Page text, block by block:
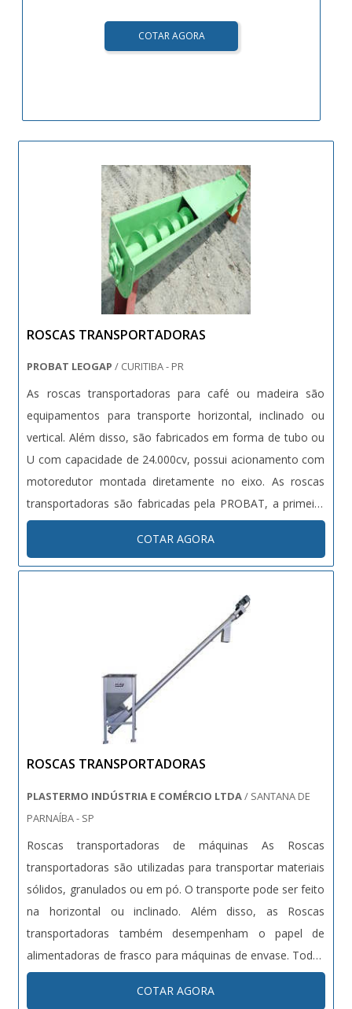
COTAR AGORA
ROSCAS TRANSPORTADORAS
PROBAT LEOGAP/ CURITIBA - PR
As roscas transportadoras para café ou madeira são
equipamentos para transporte horizontal, inclinado ou
vertical. Além disso, são fabricados em forma de tubo ou
U com capacidade de 24.000cv, possui acionamento com
motoredutor montada diretamente no eixo. As roscas
transportadoras são fabricadas pela PROBAT, a primeira
empresa e a segunda do mundo a receber o Certificado
de Qualidade ISO 9001, garantindo ao cliente que os
produtos são acompanhad...
COTAR AGORA
ROSCAS TRANSPORTADORAS
PLASTERMO INDÚSTRIA E COMÉRCIO LTDA/ SANTANA DE
PARNAÍBA - SP
Roscas transportadoras de máquinas As Roscas
transportadoras são utilizadas para transportar materiais
sólidos, granulados ou em pó. O transporte pode ser feito
na horizontal ou inclinado. Além disso, as Roscas
transportadoras também desempenham o papel de
alimentadoras de frasco para máquinas de envase. Todas
essas funções são de extrema importância para o
funcionamento de uma indústria que necessita
COTAR AGORA